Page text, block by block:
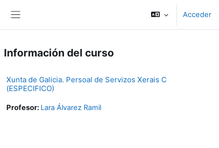
Acceder
Información del curso
Xunta de Galicia. Persoal de Servizos Xerais C
(ESPECIFICO)
Profesor: Lara Álvarez Ramil